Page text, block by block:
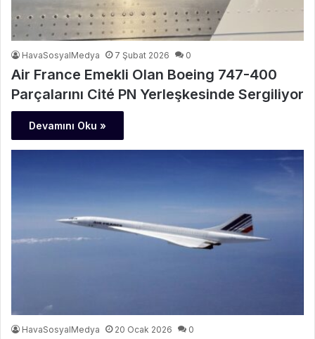
HavaSosyalMedya 7 Şubat 2026 0
Air France Emekli Olan Boeing 747-400
Parçalarını Cité PN Yerleşkesinde Sergiliyor
Devamını Oku »
HavaSosyalMedya 20 Ocak 2026 0